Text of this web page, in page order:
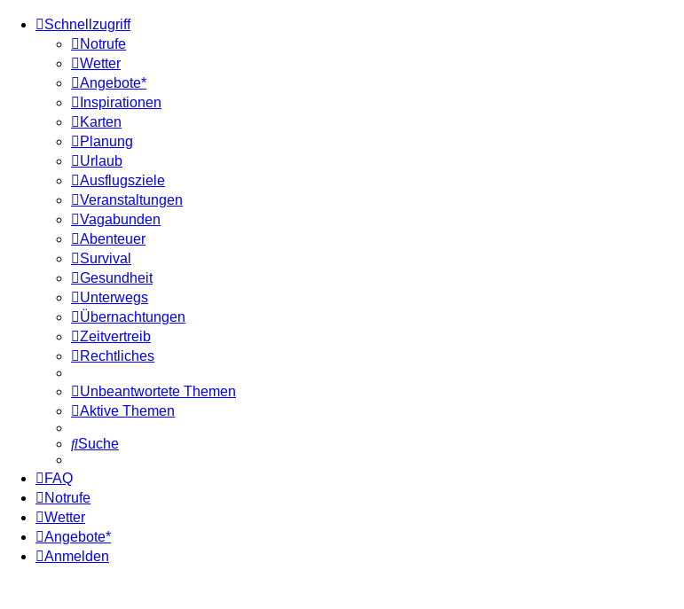
Schnellzugriff
Notrufe
Wetter
Angebote*
Inspirationen
Karten
Planung
Urlaub
Ausflugsziele
Veranstaltungen
Vagabunden
Abenteuer
Survival
Gesundheit
Unterwegs
Übernachtungen
Zeitvertreib
Rechtliches
Unbeantwortete Themen
Aktive Themen
Suche
FAQ
Notrufe
Wetter
Angebote*
Anmelden